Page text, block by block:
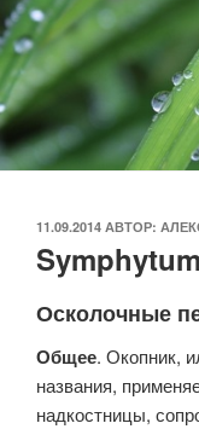
ОПУБЛИКОВАНО
11.09.2014 АВТОР:
Осколочные
Общее. Окопник,
названия,
надкостницы,